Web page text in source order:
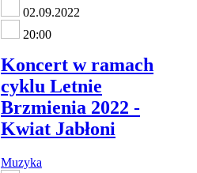
02.09.2022
20:00
Koncert w ramach
cyklu Letnie
Brzmienia 2022 -
Kwiat Jabłoni
Muzyka